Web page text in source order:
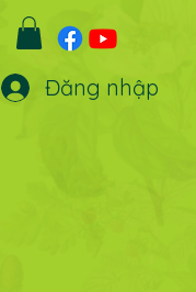
Đăng nhập